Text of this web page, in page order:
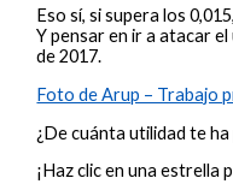
Eso sí, si supera los
Y pensar en ir a atacar
de 2017.
Foto de Arup – Trabajo
¿De cuánta utilidad te
¡Haz clic en una estrella